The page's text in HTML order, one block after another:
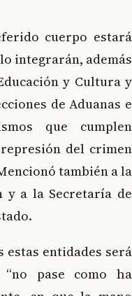
cuerpo estará
integrarán, además
y Cultura y
de Aduanas e
que cumplen
del crimen
también a la
y a la Secretaría de
estas entidades será
“no pase como ha